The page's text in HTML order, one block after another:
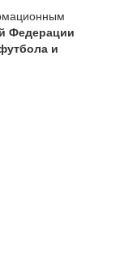
Федерации
и